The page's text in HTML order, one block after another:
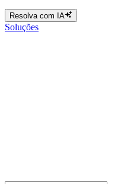
Resolva com IA
Soluções